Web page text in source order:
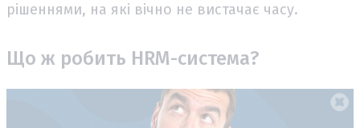
рішеннями, на які вічно не вистачає часу.
Що ж робить HRM-система?